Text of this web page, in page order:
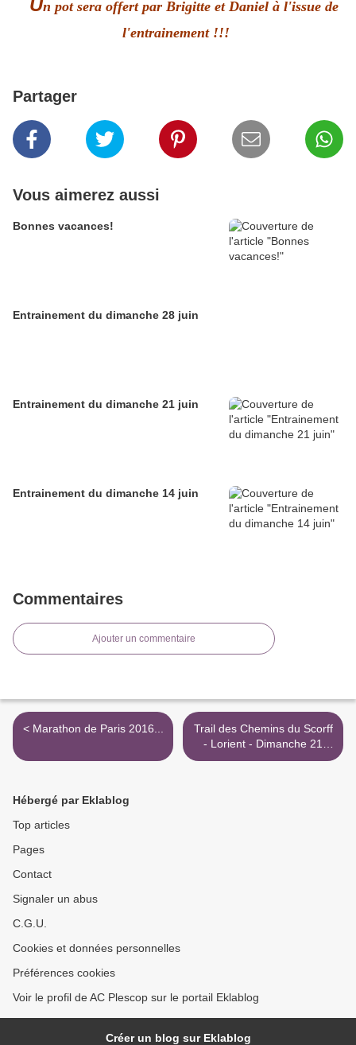
Un potsera offert par Brigitte et Daniel à l'issue de
l'entrainement !!!
Partager
Vous aimerez aussi
Bonnes vacances!
Entrainement du dimanche 28 juin
Entrainement du dimanche 21 juin
Entrainement du dimanche 14 juin
Commentaires
Ajouter un commentaire
< Marathon de Paris 2016...
Trail des Chemins du Scorff
- Lorient - Dimanche 21
févier 2016 >
Hébergé par Eklablog
Top articles
Pages
Contact
Signaler un abus
C.G.U.
Cookies et données personnelles
Préférences cookies
Voir le profil de AC Plescop sur le portail Eklablog
Créer un blog sur Eklablog